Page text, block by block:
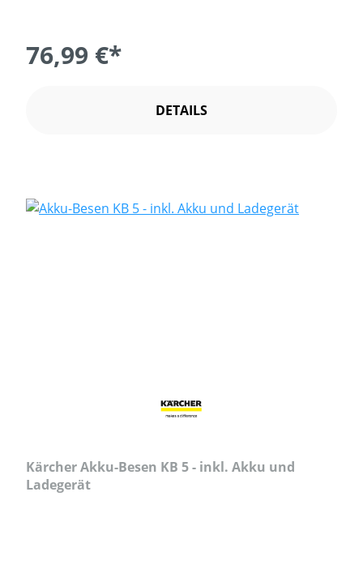
76,99 €*
DETAILS
Kärcher Akku-Besen KB 5 - inkl. Akku und
Ladegerät